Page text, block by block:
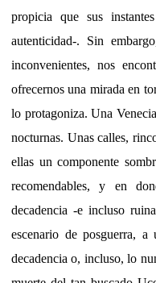
propicia que sus
autenticidad-. Sin
inconvenientes, nos
ofrecernos una mirada en
lo protagoniza. Una
nocturnas. Unas calles,
ellas un componente
recomendables, y en
decadencia -e incluso
escenario de posguerra,
decadencia o, incluso, lo